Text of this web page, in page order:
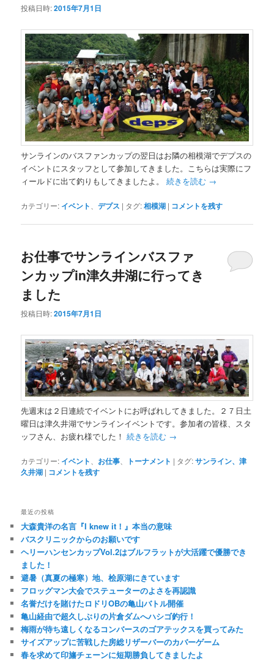
投稿日時:2015年7月1日
サンラインのバスファンカップの翌日はお隣の相模湖でデプスの
イベントにスタッフとして参加してきました。こちらは実際にフ
ィールドに出て釣りもしてきましたよ。続きを読む →
カテゴリー: イベント 、デプス | タグ:相模湖 | コメントを残す
お仕事でサンラインバスファ
ンカップin津久井湖に行ってき
ました
投稿日時:2015年7月1日
先週末は２日連続でイベントにお呼ばれしてきました。２７日土
曜日は津久井湖でサンラインイベントです。参加者の皆様、スタ
ッフさん、お疲れ様でした！続きを読む →
カテゴリー: イベント お仕事 トーナメント | タグ:サンライン、津
久井湖 | コメントを残す
最近の投稿
大森貴洋の名言『I knew it！』本当の意味
バスクリニックからのお願いです
ヘリーハンセンカップVol.2はブルフラットが大活躍で優勝でき
ました！
避暑（真夏の極寒）地、桧原湖にきています
フロッグマン大会でステューターのよさを再認識
名誉だけを賭けたロドリOBの亀山バトル開催
亀山経由で超久しぶりの片倉ダムへハシゴ釣行！
梅雨が待ち遠しくなるコンバースのゴアテックスを買ってみた
サイズアップに苦戦した房総リザーバーのカバーゲーム
春を求めて印旛チェーンに短期勝負してきましたよ